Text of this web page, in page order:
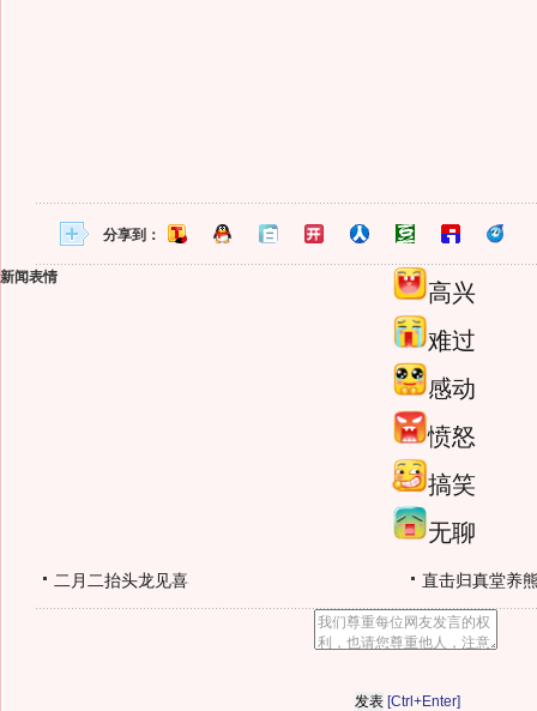
分享到：
新闻表情
高兴
难过
感动
愤怒
搞笑
无聊
二月二抬头龙见喜 直击归真堂养
[Ctrl+Enter]